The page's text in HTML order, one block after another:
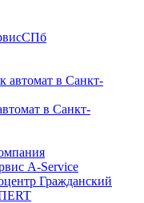
в Санкт-
A-Service
Гражданский